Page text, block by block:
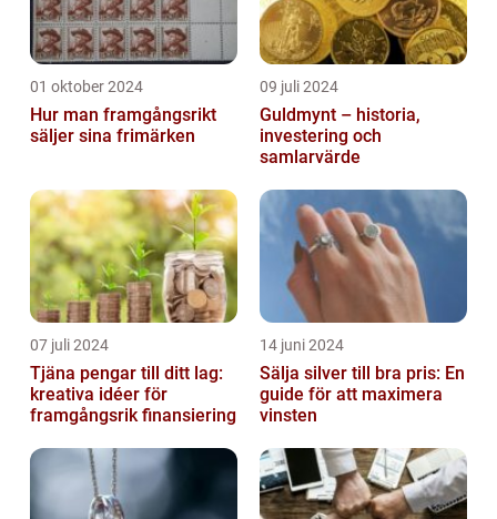
01 oktober 2024
Hur man framgångsrikt
säljer sina frimärken
09 juli 2024
Guldmynt – historia,
investering och
samlarvärde
07 juli 2024
Tjäna pengar till ditt lag:
kreativa idéer för
framgångsrik finansiering
14 juni 2024
Sälja silver till bra pris: En
guide för att maximera
vinsten